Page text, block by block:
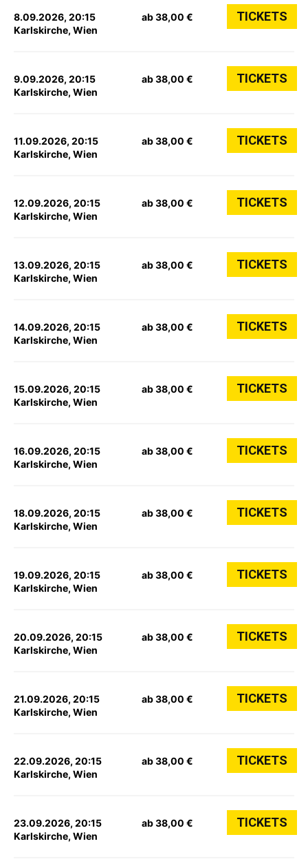
8.09.2026, 20:15
Karlskirche, Wien
ab 38,00 € TICKETS
9.09.2026, 20:15
Karlskirche, Wien
ab 38,00 € TICKETS
11.09.2026, 20:15
Karlskirche, Wien
ab 38,00 € TICKETS
12.09.2026, 20:15
Karlskirche, Wien
ab 38,00 € TICKETS
13.09.2026, 20:15
Karlskirche, Wien
ab 38,00 € TICKETS
14.09.2026, 20:15
Karlskirche, Wien
ab 38,00 € TICKETS
15.09.2026, 20:15
Karlskirche, Wien
ab 38,00 € TICKETS
16.09.2026, 20:15
Karlskirche, Wien
ab 38,00 € TICKETS
18.09.2026, 20:15
Karlskirche, Wien
ab 38,00 € TICKETS
19.09.2026, 20:15
Karlskirche, Wien
ab 38,00 € TICKETS
20.09.2026, 20:15
Karlskirche, Wien
ab 38,00 € TICKETS
21.09.2026, 20:15
Karlskirche, Wien
ab 38,00 € TICKETS
22.09.2026, 20:15
Karlskirche, Wien
ab 38,00 € TICKETS
23.09.2026, 20:15
Karlskirche, Wien
ab 38,00 € TICKETS